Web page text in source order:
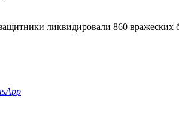
ликвидировали 860 вражеских